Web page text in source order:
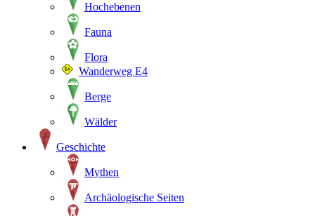
Hochebenen
Fauna
Flora
Wanderweg E4
Berge
Wälder
Geschichte
Mythen
Archäologische Seiten